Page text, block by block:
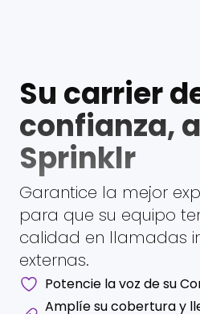
Su carrier
confianza,
Sprinklr
Garantice la mejor
para que su equipo
calidad en llamadas
externas.
Potencie la voz de su
Amplíe su cobertura y